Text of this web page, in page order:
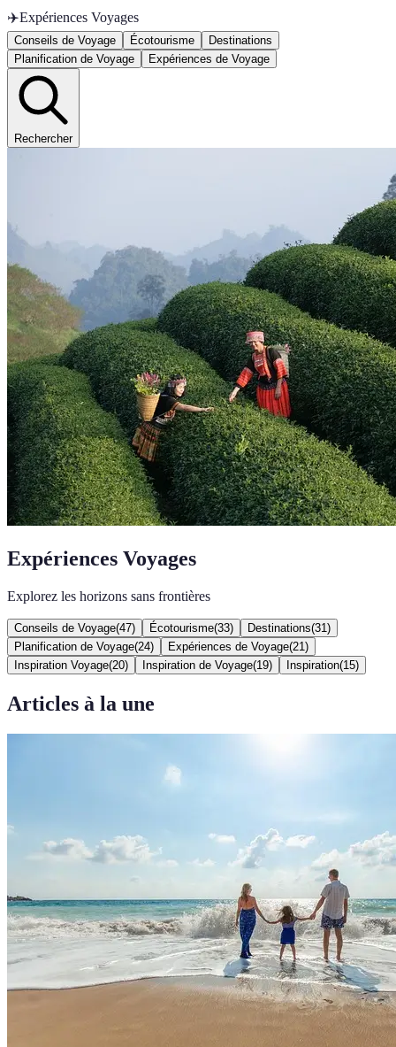
✈️Expériences Voyages
Conseils de Voyage Écotourisme
Destinations
Planification de Voyage
Expériences de Voyage
Rechercher
Expériences Voyages
Explorez les horizons sans frontières
Conseils de Voyage(47) Écotourisme(33) Destinations(31 )
Planification de Voyage(24) Expériences de Voyage(21 )
Inspiration Voyage(20) Inspiration de Voyage(19) Inspiration(15)
Articles à la une